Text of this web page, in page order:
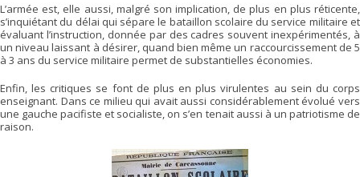
L’armée est, elle aussi, malgré son implication, de plus en plus réticente,
s’inquiétant du délai qui sépare le bataillon scolaire du service militaire et
évaluant l’instruction, donnée par des cadres souvent inexpérimentés, à
un niveau laissant à désirer, quand bien même un raccourcissement de 5
à 3 ans du service militaire permet de substantielles économies.
Enfin, les critiques se font de plus en plus virulentes au sein du corps
enseignant. Dans ce milieu qui avait aussi considérablement évolué vers
une gauche pacifiste et socialiste, on s’en tenait aussi à un patriotisme de
raison.